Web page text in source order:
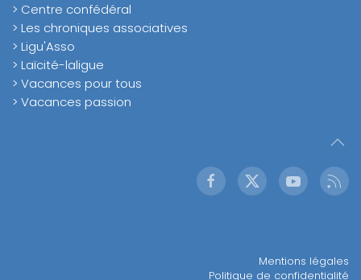
> Centre confédéral
> Les chroniques associatives
> Ligu'Asso
> Laïcité-laligue
> Vacances pour tous
> Vacances passion
Mentions légales
Politique de confidentialité